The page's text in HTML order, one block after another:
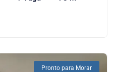
Pronto para Morar